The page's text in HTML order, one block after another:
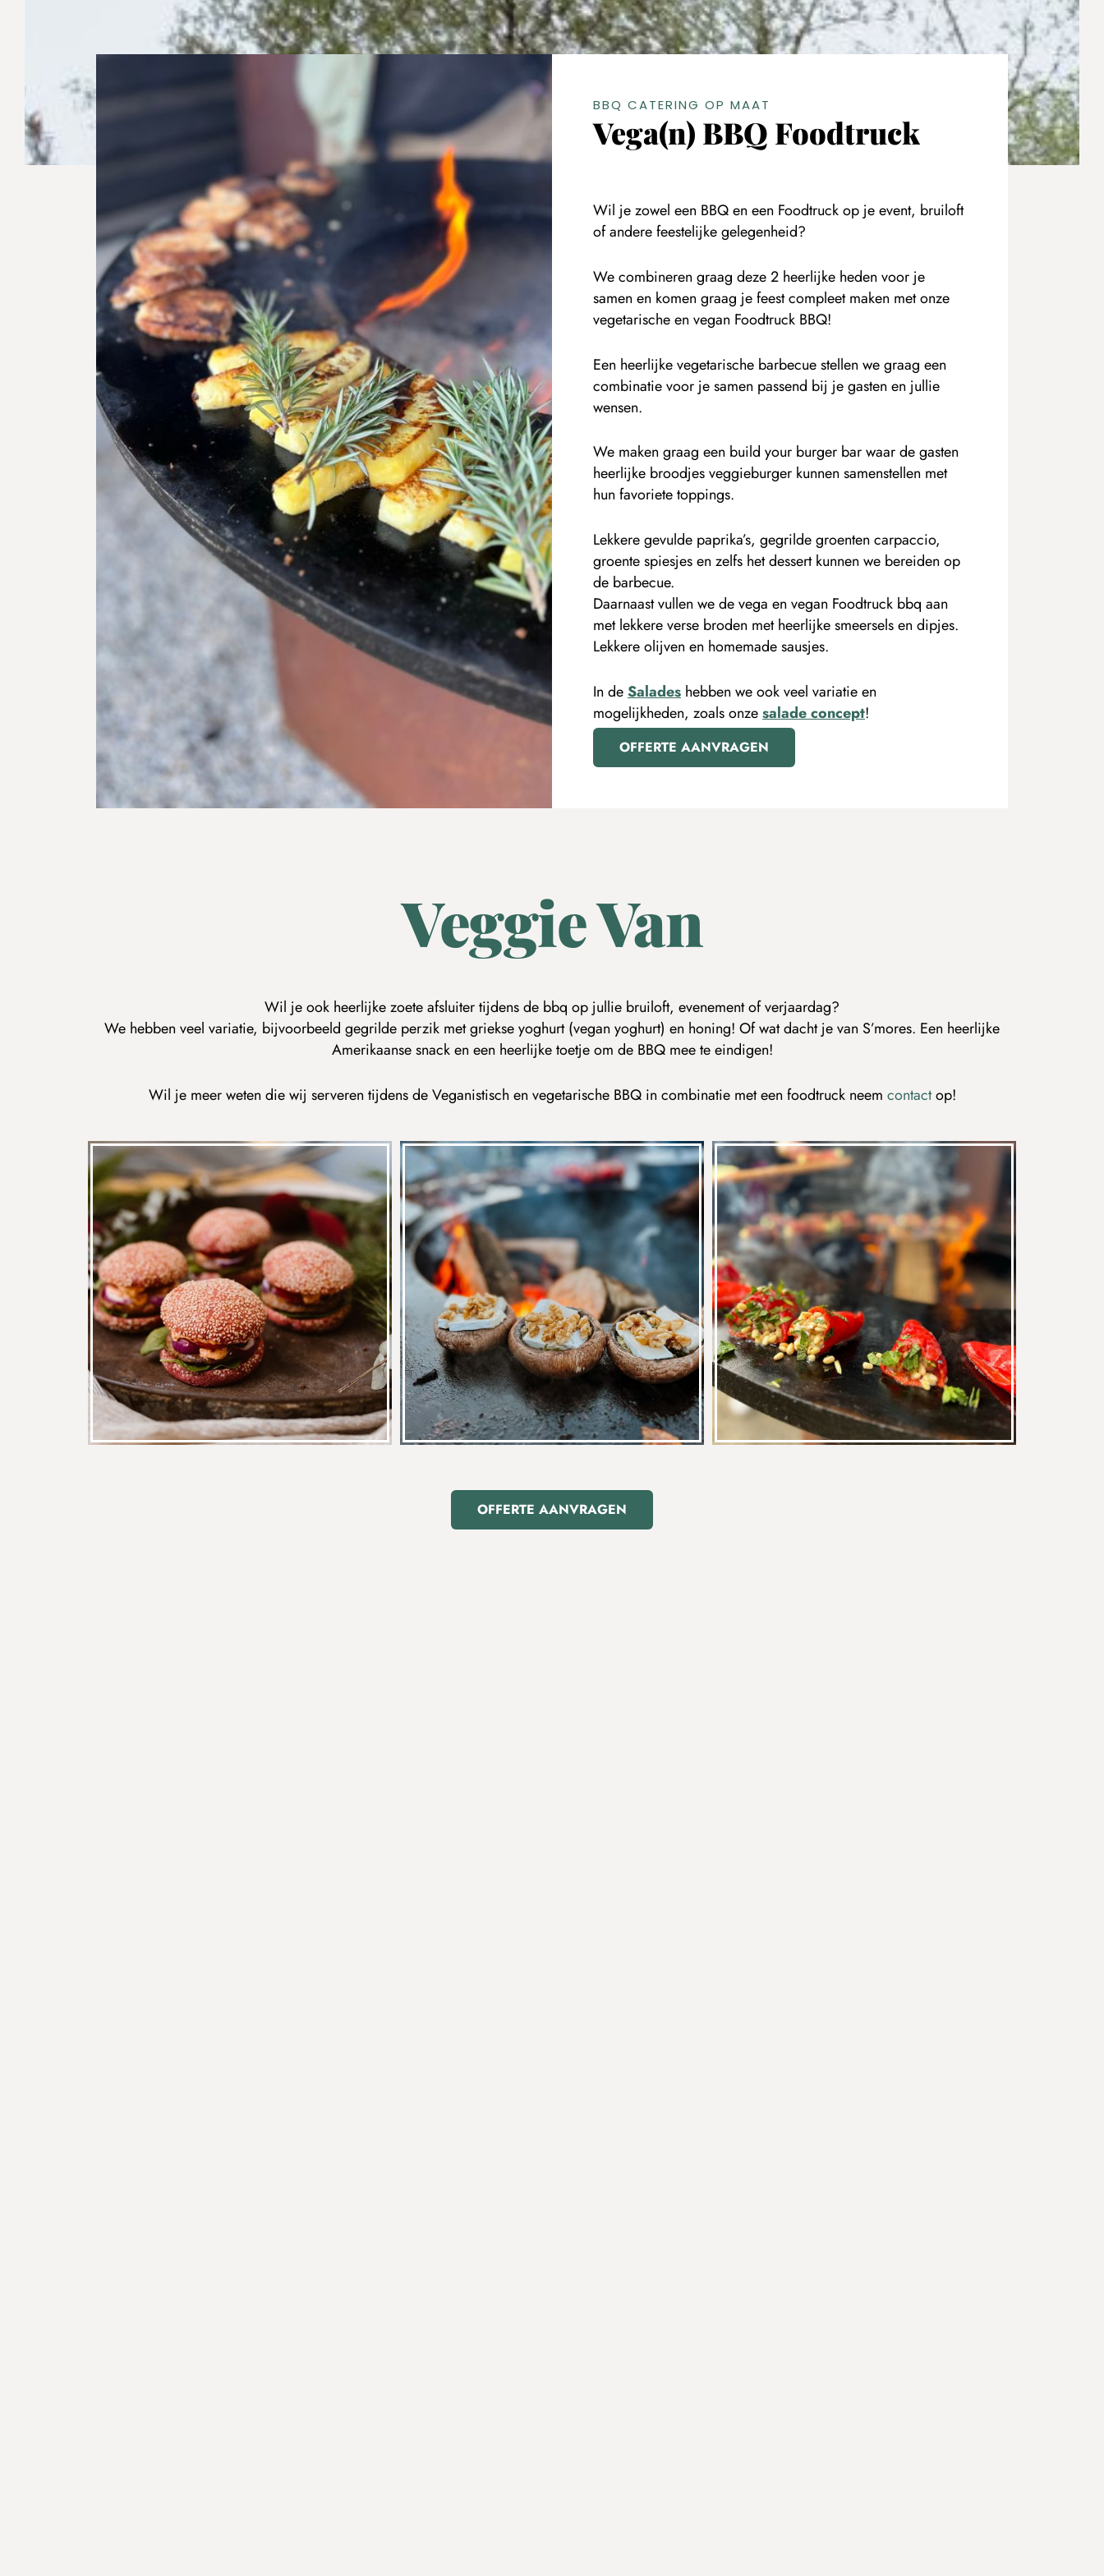
BBQ CATERING OP MAAT
Vega(n) BBQ Foodtruck
Wil je zowel een BBQ en een Foodtruck op je event, bruiloft
of andere feestelijke gelegenheid?
We combineren graag deze 2 heerlijke heden voor je
samen en komen graag je feest compleet maken met onze
vegetarische en vegan Foodtruck BBQ!
Een heerlijke vegetarische barbecue stellen we graag een
combinatie voor je samen passend bij je gasten en jullie
wensen.
We maken graag een build your burger bar waar de gasten
heerlijke broodjes veggieburger kunnen samenstellen met
hun favoriete toppings.
Lekkere gevulde paprika’s, gegrilde groenten carpaccio,
groente spiesjes en zelfs het dessert kunnen we bereiden op
de barbecue.
Daarnaast vullen we de vega en vegan Foodtruck bbq aan
met lekkere verse broden met heerlijke smeersels en dipjes.
Lekkere olijven en homemade sausjes.
In deSalades hebben we ook veel variatie en
mogelijkheden, zoals onzesalade concept!
OFFERTE AANVRAGEN
Veggie Van
Wil je ook heerlijke zoete afsluiter tijdens de bbq op jullie bruiloft, evenement of verjaardag?
We hebben veel variatie, bijvoorbeeld gegrilde perzik met griekse yoghurt (vegan yoghurt) en honing! Of wat dacht je van S’mores. Een heerlijke
Amerikaanse snack en een heerlijke toetje om de BBQ mee te eindigen!
Wil je meer weten die wij serveren tijdens de Veganistisch en vegetarische BBQ in combinatie met een foodtruck neem contactop!
OFFERTE AANVRAGEN